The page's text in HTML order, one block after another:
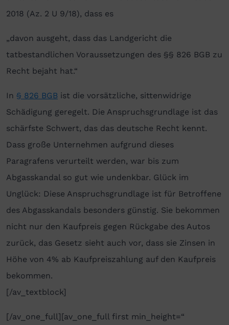
2018 (Az. 2 U 9/18), dass es
„davon ausgeht, dass das Landgericht die
tatbestandlichen Voraussetzungen des §§ 826 BGB zu
Recht bejaht hat.“
In § 826 BGB ist die vorsätzliche, sittenwidrige
Schädigung geregelt. Die Anspruchsgrundlage ist das
schärfste Schwert, das das deutsche Recht kennt.
Dass große Unternehmen aufgrund dieses
Paragrafens verurteilt werden, war bis zum
Abgasskandal so gut wie undenkbar. Glück im
Unglück: Diese Anspruchsgrundlage ist für Betroffene
des Abgasskandals besonders günstig. Sie bekommen
nicht nur den Kaufpreis gegen Rückgabe des Autos
zurück, das Gesetz sieht auch vor, dass sie Zinsen in
Höhe von 4% ab Kaufpreiszahlung auf den Kaufpreis
bekommen.
[/av_textblock]
[/av_one_full][av_one_full first min_height=“